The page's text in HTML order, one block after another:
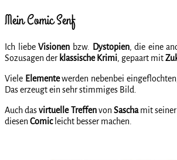
Mein Comic Senf
Ich liebeVisionen bzw. Dystopien, die eine
Sozusagen der klassische Krimi, gepaart mit
Viele Elementewerden nebenbei
Das erzeugt ein sehr stimmiges Bild.
Auch dasvirtuelle TreffenvonSaschamit seiner
diesen Comicleicht besser machen.